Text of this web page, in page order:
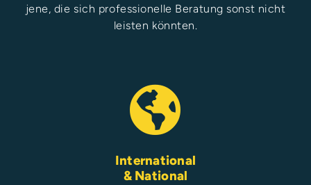
jene, die sich professionelle Beratung sonst nicht
leisten könnten.
International
& National